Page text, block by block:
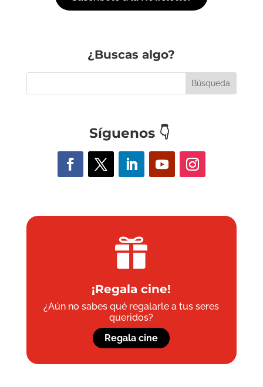
¿Buscas algo?
Síguenos 👇

¡Regala cine!
¿Aún no sabes qué regalarle a tus seres
queridos?
Regala cine